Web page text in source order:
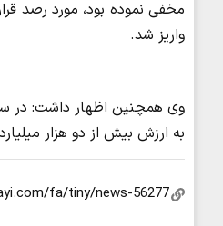
واریز شد.
به ارزش بیش از دو هزار